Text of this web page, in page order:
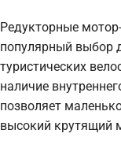
Редукторные
популярный выбор
туристических
наличие
позволяет
высокий крутящий